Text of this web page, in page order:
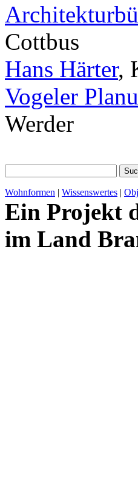
Cottbus
Hans Härter,
Vogeler
Werder
Wohnformen | Wissenswertes |
Ein Projekt
im Land